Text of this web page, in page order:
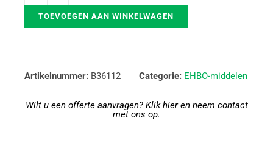
TOEVOEGEN AAN WINKELWAGEN
Artikelnummer: B36112 Categorie: EHBO-middelen
Wilt u een offerte aanvragen? Klik hier en neem contact
met ons op.